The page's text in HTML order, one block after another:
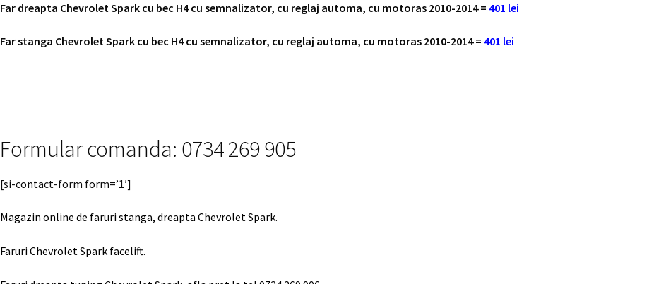
Far dreapta Chevrolet Spark cu bec H4 cu semnalizator, cu reglaj automa, cu motoras 2010-2014 = 401 lei
Far stanga Chevrolet Spark cu bec H4 cu semnalizator, cu reglaj automa, cu motoras 2010-2014 = 401 lei
Formular comanda: 0734 269 905
[si-contact-form form=’1′]
Magazin online de faruri stanga, dreapta Chevrolet Spark.
Faruri Chevrolet Spark facelift.